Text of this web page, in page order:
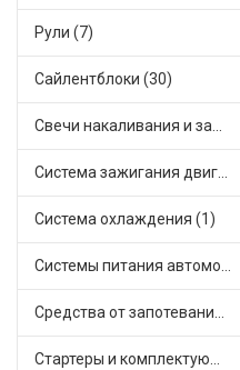
Рули (7)
Сайлентблоки (30)
Свечи накаливания и зажигания (31)
Система зажигания двигателя (3)
Система охлаждения (1)
Системы питания автомобиля (21)
Средства от запотевания и размораживатели стекла (1)
Стартеры и комплектующие (38)